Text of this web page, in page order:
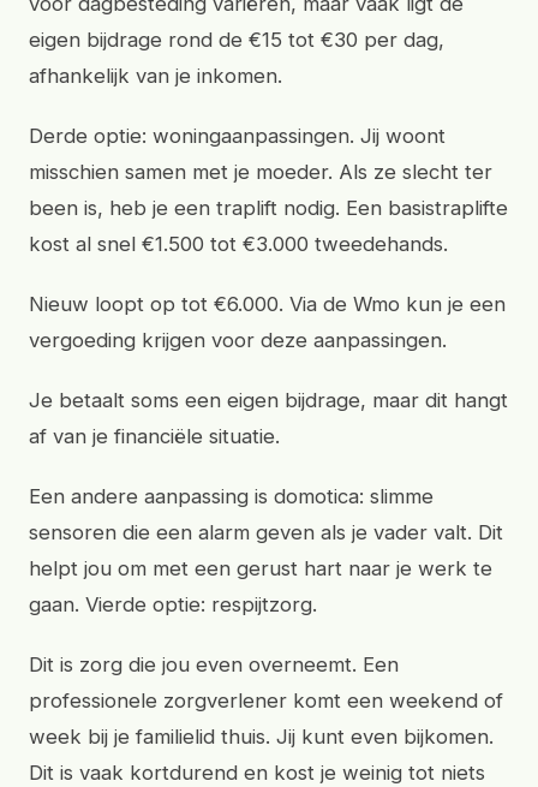
eigen bijdrage rond de €15 tot €30 per dag,
afhankelijk van je inkomen.
Derde optie: woningaanpassingen. Jij woont
misschien samen met je moeder. Als ze slecht ter
been is, heb je een traplift nodig. Een basistraplifte
kost al snel €1.500 tot €3.000 tweedehands.
Nieuw loopt op tot €6.000. Via de Wmo kun je een
vergoeding krijgen voor deze aanpassingen.
Je betaalt soms een eigen bijdrage, maar dit hangt
af van je financiële situatie.
Een andere aanpassing is domotica: slimme
sensoren die een alarm geven als je vader valt. Dit
helpt jou om met een gerust hart naar je werk te
gaan. Vierde optie: respijtzorg.
Dit is zorg die jou even overneemt. Een
professionele zorgverlener komt een weekend of
week bij je familielid thuis. Jij kunt even bijkomen.
Dit is vaak kortdurend en kost je weinig tot niets